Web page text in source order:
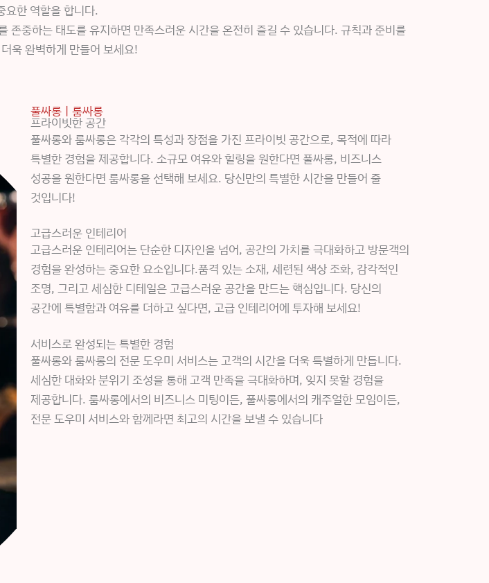
요한 역할을 합니다.
중하는 태도를 유지하면 만족스러운 시간을 온전히 즐길 수 있습니다. 규칙과 준비를
욱 완벽하게 만들어 보세요!
풀싸롱ㅣ룸싸롱
프라이빗한 공간
풀싸롱와 룸싸롱은 각각의 특성과 장점을 가진 프라이빗 공간으로, 목적에 따라
특별한 경험을 제공합니다. 소규모 여유와 힐링을 원한다면 풀싸롱, 비즈니스
성공을 원한다면 룸싸롱을 선택해 보세요. 당신만의 특별한 시간을 만들어 줄
것입니다!
고급스러운 인테리어
고급스러운 인테리어는 단순한 디자인을 넘어, 공간의 가치를 극대화하고 방문객의
경험을 완성하는 중요한 요소입니다.품격 있는 소재, 세련된 색상 조화, 감각적인
조명, 그리고 세심한 디테일은 고급스러운 공간을 만드는 핵심입니다. 당신의
공간에 특별함과 여유를 더하고 싶다면, 고급 인테리어에 투자해 보세요!
서비스로 완성되는 특별한 경험
풀싸롱와 룸싸롱의 전문 도우미 서비스는 고객의 시간을 더욱 특별하게 만듭니다.
세심한 대화와 분위기 조성을 통해 고객 만족을 극대화하며, 잊지 못할 경험을
제공합니다. 룸싸롱에서의 비즈니스 미팅이든, 풀싸롱에서의 캐주얼한 모임이든,
전문 도우미 서비스와 함께라면 최고의 시간을 보낼 수 있습니다